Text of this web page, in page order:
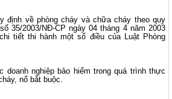
định về phòng cháy và chữa cháy theo quy
35/2003/NĐ-CP ngày 04 tháng 4 năm 2003
tiết thi hành một số điều của Luật Phòng
doanh nghiệp bảo hiểm trong quá trình thực
nổ bắt buộc.